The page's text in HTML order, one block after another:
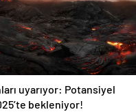
uyarıyor: Potansiyel
bekleniyor!